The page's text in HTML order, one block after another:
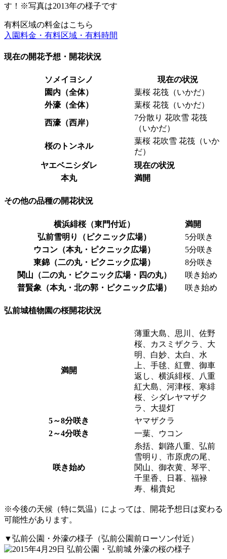
す！※写真は2013年の様子です
有料区域の料金はこちら
入園料金・有料区域・有料時間
現在の開花予想・開花状況
ソメイヨシノ
現在の状況
園内（全体）
葉桜 花筏（いかだ）
外濠（全体）
葉桜 花筏（いかだ）
西濠（西岸）
7分散り 花吹雪 花筏
（いかだ）
桜のトンネル
葉桜 花吹雪 花筏（いか
だ）
ヤエベニシダレ
現在の状況
本丸
満開
その他の品種の開花状況
横浜緋桜（東門付近）
満開
弘前雪明り（ピクニック広場）
5分咲き
ウコン（本丸・ピクニック広場）
5分咲き
東錦（二の丸・ピクニック広場）
8分咲き
関山（二の丸・ピクニック広場・四の丸）
咲き始め
普賢象（本丸・北の郭・ピクニック広場）
咲き始め
弘前城植物園の桜開花状況
満開
薄重大島、思川、佐野
桜、カスミザクラ、大
明、白妙、太白、水
上、手毬、紅豊、御車
返し、横浜緋桜、八重
紅大島、河津桜、寒緋
桜、シダレヤマザク
ラ、大提灯
5～8分咲き
ヤマザクラ
2～4分咲き
一葉、ウコン
咲き始め
糸括、釧路八重、弘前
雪明り、市原虎の尾、
関山、御衣黄、琴平、
千里香、日暮、福禄
寿、楊貴妃
※今後の天候（特に気温）によっては、開花予想日は変わる
可能性があります。
▼弘前公園・外濠の様子（弘前公園前ローソン付近）